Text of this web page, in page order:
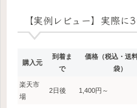
【実例レビュー】実際
購入元
到着ま
で
価格（税込・送
袋）
楽天市
場
2日後 1,400円～